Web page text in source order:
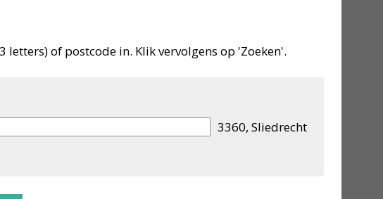
of postcode in. Klik vervolgens op 'Zoeken'.
3360, Sliedrecht